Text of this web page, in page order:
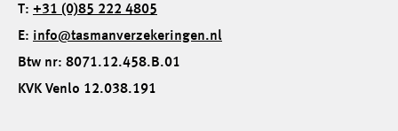
T: +31 (0)85 222 4805
E: info@tasmanverzekeringen.nl
Btw nr: 8071.12.458.B.01
KVK Venlo 12.038.191